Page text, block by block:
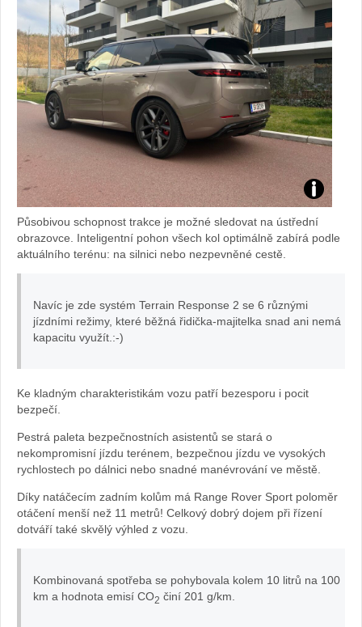
Test
Range
autě.cz
Působivou schopnost trakce je možné sledovat na ústřední
obrazovce. Inteligentní pohon všech kol optimálně zabírá podle
aktuálního terénu: na silnici nebo nezpevněné cestě.
Navíc je zde systém Terrain Response 2 se 6 různými
jízdními režimy, které běžná řidička-majitelka snad ani nemá
kapacitu využít.:-)
Ke kladným charakteristikám vozu patří bezesporu i pocit
bezpečí.
Pestrá paleta bezpečnostních asistentů se stará o
nekompromisní jízdu terénem, bezpečnou jízdu ve vysokých
rychlostech po dálnici nebo snadné manévrování ve městě.
Díky natáčecím zadním kolům má Range Rover Sport poloměr
otáčení menší než 11 metrů! Celkový dobrý dojem při řízení
dotváří také skvělý výhled z vozu.
Kombinovaná spotřeba se pohybovala kolem 10 litrů na 100
km a hodnota emisí CO2 činí 201 g/km.